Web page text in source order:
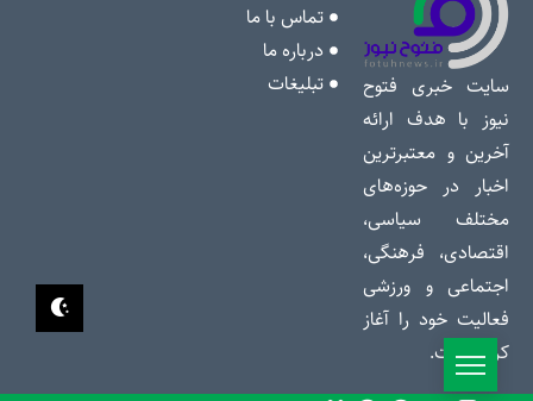
سایت خبری فتوح
نیوز با هدف ارائه
آخرین و معتبرترین
اخبار در حوزه‌های
مختلف سیاسی،
اقتصادی، فرهنگی،
اجتماعی و ورزشی
فعالیت خود را آغاز
کرده است.
تماس با ما
درباره ما
تبلیغات